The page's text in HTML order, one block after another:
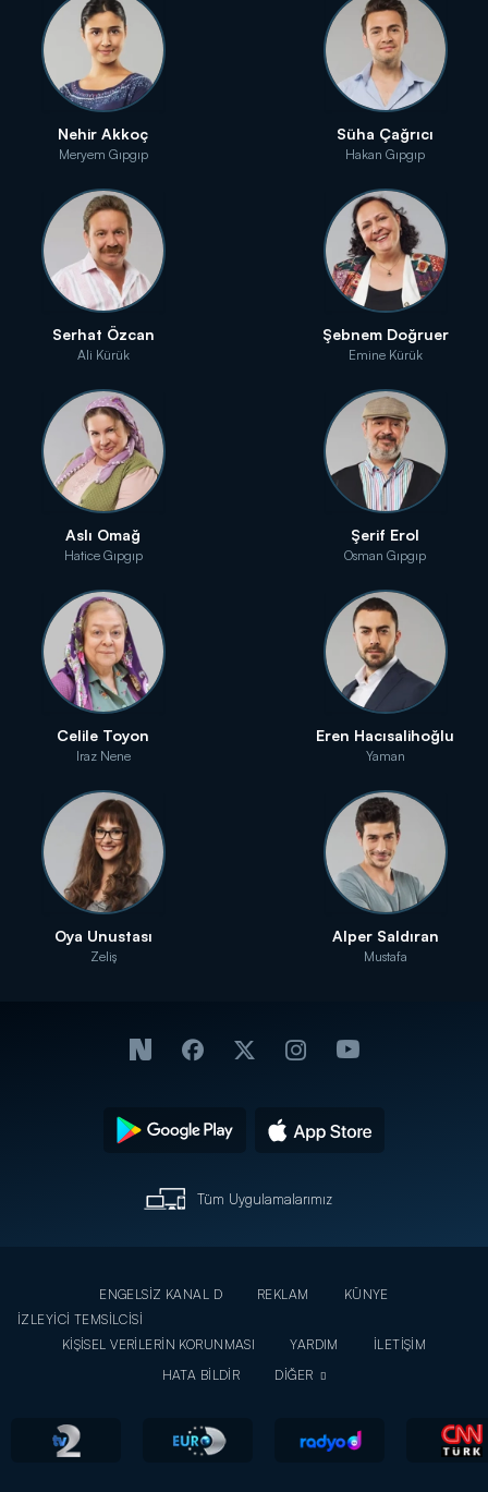
Nehir Akkoç
Meryem Gıpgıp
Süha Çağrıcı
Hakan Gıpgıp
Serhat Özcan
Ali Kürük
Şebnem Doğruer
Emine Kürük
Aslı Omağ
Hatice Gıpgıp
Şerif Erol
Osman Gıpgıp
Celile Toyon
Iraz Nene
Eren Hacısalihoğlu
Yaman
Oya Unustası
Zeliş
Alper Saldıran
Mustafa
Tüm Uygulamalarımız
ENGELSİZ KANAL D REKLAM
KÜNYE
İZLEYİCİ TEMSİLCİSİ
KİŞİSEL VERİLERİN KORUNMASI
YARDIM
İLETİŞİM
HATA BİLDİR
DİĞER